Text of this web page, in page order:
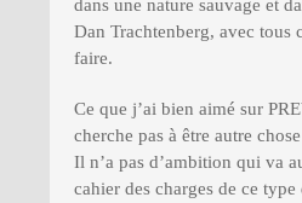
dans une nature sauvage et
Dan Trachtenberg, avec tous
faire.
Ce que j’ai bien aimé sur
cherche pas à être autre
Il n’a pas d’ambition qui va
cahier des charges de ce